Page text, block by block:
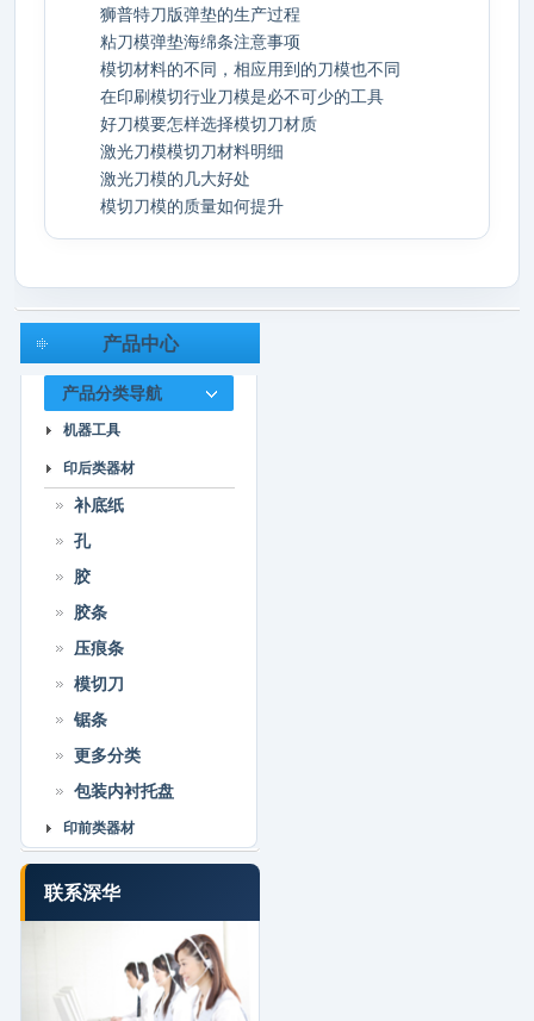
狮普特刀版弹垫的生产过程
粘刀模弹垫海绵条注意事项
模切材料的不同，相应用到的刀模也不同
在印刷模切行业刀模是必不可少的工具
好刀模要怎样选择模切刀材质
激光刀模模切刀材料明细
激光刀模的几大好处
模切刀模的质量如何提升
产品中心
产品分类导航
机器工具
印后类器材
补底纸
孔
胶
胶条
压痕条
模切刀
锯条
更多分类
包装内衬托盘
印前类器材
联系深华